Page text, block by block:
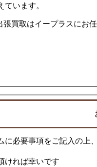
います。
買取はイープラスにお任
必要事項をご記入の上
ければ幸いです